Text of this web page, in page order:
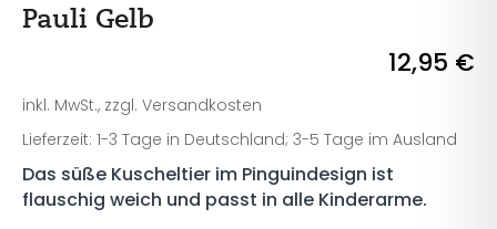
Pauli Gelb
12,95 €
inkl. MwSt., zzgl. Versandkosten
Lieferzeit: 1-3 Tage in Deutschland; 3-5 Tage im Ausland
Das süße Kuscheltier im Pinguindesign ist
flauschig weich und passt in alle Kinderarme.